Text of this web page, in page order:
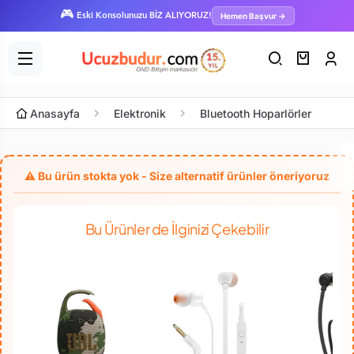
🎮 Eski Konsolunuzu BİZ ALIYORUZ! Hemen Başvur →
Anasayfa Elektronik Bluetooth Hoparlörler
Bu Ürünler de İlginizi Çekebilir